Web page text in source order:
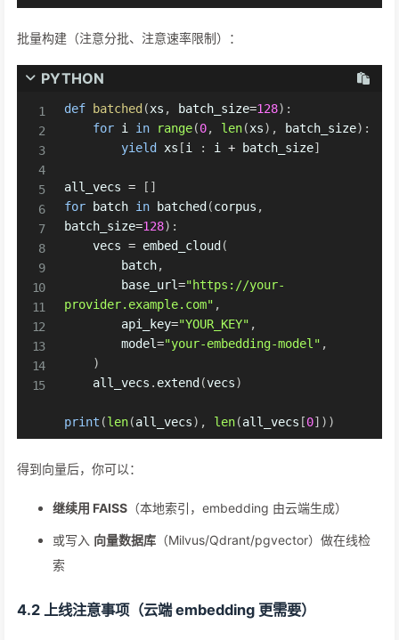
批量构建（注意分批、注意速率限制）：
PYTHON
def batched (xs , batch_size=128) :
for i in range(0, len(xs) , batch_size) :
yield
xs [i : i + batch_size]
all_vecs = [ ]
for batch in batched (corpus ,
batch_size=128) :
    vecs
= embed_cloud (
        batch
,
        base_url
="https://your-
provider.example.com" ,
        api_key
="YOUR_KEY" ,
        model
="your-embedding-model" ,
)
    all_vecs
. extend (vecs)
print (len(all_vecs) , len(all_vecs [0] ) )
得到向量后，你可以：
继续用 FAISS （本地索引，embedding 由云端生成）
或写入 向量数据库 （Milvus/Qdrant/pgvector）做在线检
索
4.2 上线注意事项（云端 embedding 更需要）